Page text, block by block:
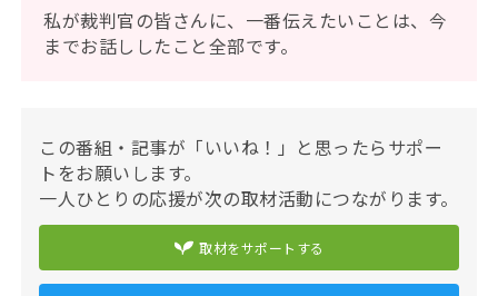
私が裁判官の皆さんに、一番伝えたいことは、今
までお話ししたこと全部です。
この番組・記事が「いいね！」と思ったらサポー
トをお願いします。
一人ひとりの応援が次の取材活動につながります。
取材をサポートする